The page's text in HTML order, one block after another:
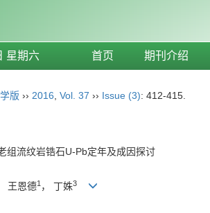
星期六 首页 期刊介绍
版 ›› 2016 Vol. 37 ›› Issue (3): 412-415.
组流纹岩锆石U-Pb定年及成因探讨
王恩德1 ， 丁姝3